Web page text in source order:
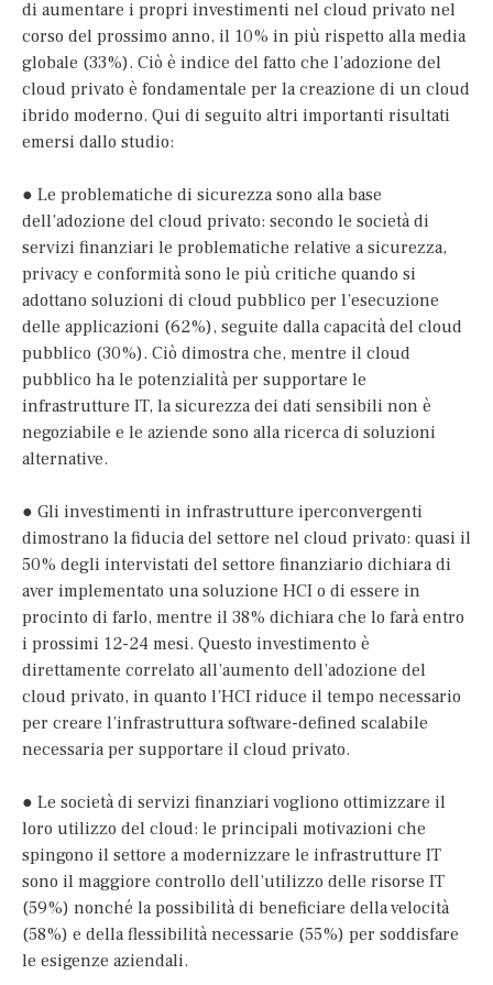
di aumentare i propri investimenti nel cloud privato nel
corso del prossimo anno, il 10% in più rispetto alla media
globale (33%). Ciò è indice del fatto che l’adozione del
cloud privato è fondamentale per la creazione di un cloud
ibrido moderno. Qui di seguito altri importanti risultati
emersi dallo studio:
● Le problematiche di sicurezza sono alla base
dell’adozione del cloud privato: secondo le società di
servizi finanziari le problematiche relative a sicurezza,
privacy e conformità sono le più critiche quando si
adottano soluzioni di cloud pubblico per l’esecuzione
delle applicazioni (62%), seguite dalla capacità del cloud
pubblico (30%). Ciò dimostra che, mentre il cloud
pubblico ha le potenzialità per supportare le
infrastrutture IT, la sicurezza dei dati sensibili non è
negoziabile e le aziende sono alla ricerca di soluzioni
alternative.
● Gli investimenti in infrastrutture iperconvergenti
dimostrano la fiducia del settore nel cloud privato: quasi il
50% degli intervistati del settore finanziario dichiara di
aver implementato una soluzione HCI o di essere in
procinto di farlo, mentre il 38% dichiara che lo farà entro
i prossimi 12-24 mesi. Questo investimento è
direttamente correlato all’aumento dell’adozione del
cloud privato, in quanto l’HCI riduce il tempo necessario
per creare l’infrastruttura software-defined scalabile
necessaria per supportare il cloud privato.
● Le società di servizi finanziari vogliono ottimizzare il
loro utilizzo del cloud: le principali motivazioni che
spingono il settore a modernizzare le infrastrutture IT
sono il maggiore controllo dell’utilizzo delle risorse IT
(59%) nonché la possibilità di beneficiare della velocità
(58%) e della flessibilità necessarie (55%) per soddisfare
le esigenze aziendali.